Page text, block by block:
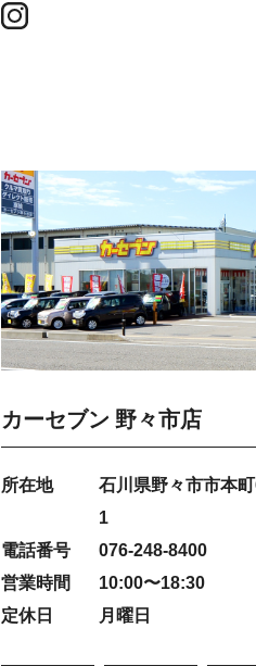
カーセブン 野々市店
所在地
石川県野々市市本
1
電話番号
076-248-8400
営業時間
10:00〜18:30
定休日
月曜日